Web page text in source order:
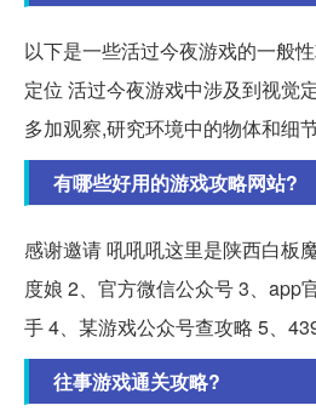
以下是一些活过今夜游戏的一般
定位 活过今夜游戏中涉及到视觉
多加观察,研究环境中的物体和细
有哪些好用的游戏攻略网站?
感谢邀请 吼吼吼这里是陕西白板
度娘 2、官方微信公众号 3、app
手 4、某游戏公众号查攻略 5、
往事游戏通关攻略?